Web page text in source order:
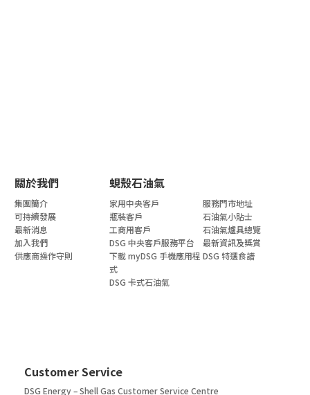
關於我們 蜆殼石油氣
集團簡介
可持續發展
最新消息
加入我們
供應商操作守則
家用中央客戶
瓶裝客戶
工商用客戶
DSG 中央客戶服務平台
下載 myDSG 手機應用程
式
DSG 卡式石油氣
服務門市地址
石油氣小貼士
石油氣爐具總覽
最新資訊及獎賞
DSG 特選食譜
Customer Service
DSG Energy – Shell Gas Customer Service Centre